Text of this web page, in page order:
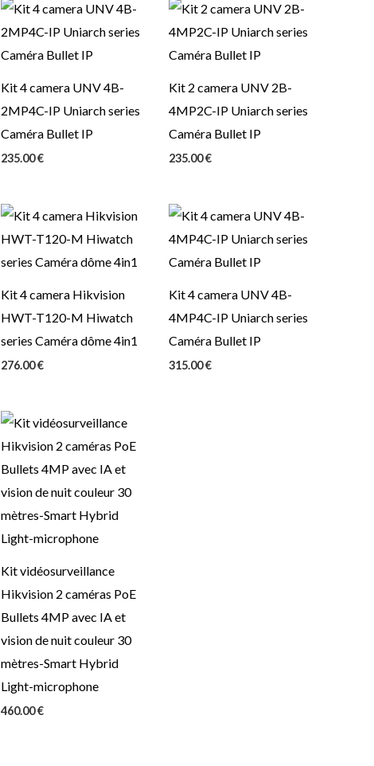
Kit 4 camera UNV 4B-
2MP4C-IP Uniarch series
Caméra Bullet IP
235.00€
Kit 2 camera UNV 2B-
4MP2C-IP Uniarch series
Caméra Bullet IP
235.00€
Kit 4 camera Hikvision
HWT-T120-M Hiwatch
series Caméra dôme 4in1
276.00€
Kit 4 camera UNV 4B-
4MP4C-IP Uniarch series
Caméra Bullet IP
315.00€
Kit vidéosurveillance
Hikvision 2 caméras PoE
Bullets 4MP avec IA et
vision de nuit couleur 30
mètres-Smart Hybrid
Light-microphone
460.00€